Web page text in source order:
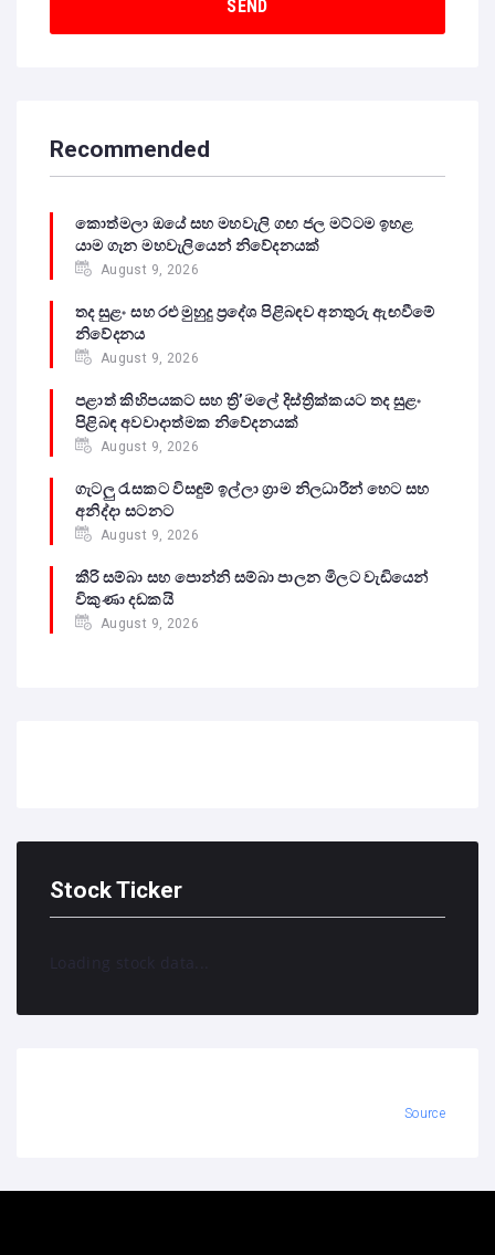
Recommended
කොත්මලා ඔයේ සහ මහවැලි ගඟ ජල මට්ටම ඉහළ
යාම ගැන මහවැලියෙන් නිවේදනයක්
August 9, 2026
තද සුළං සහ රළු මුහුදු ප්‍රදේශ පිළිබඳව අනතුරු ඇඟවීමේ
නිවේදනය
August 9, 2026
පළාත් කිහිපයකට සහ ත්‍රි’මලේ දිස්ත්‍රික්කයට තද සුළං
පිළිබඳ අවවාදාත්මක නිවේදනයක්
August 9, 2026
ගැටලු රැසකට විසඳුම් ඉල්ලා ග්‍රාම නිලධාරීන් හෙට සහ
අනිද්දා සටනට
August 9, 2026
කීරි සම්බා සහ පොන්නි සම්බා පාලන මිලට වැඩියෙන්
විකුණා දඩකයි
August 9, 2026
Stock Ticker
Loading stock data...
Source